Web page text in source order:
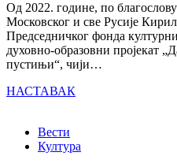
Од 2022. године, по
Московског и све Русије
Председничког фонда
духовно-образовни пројекат
пустињи“, чији…
НАСТАВАК
Вести
Култура